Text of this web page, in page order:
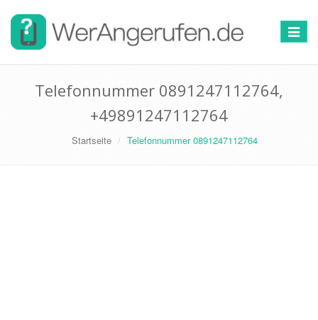
Toggle
Telefonnummer 0891247112764,
+49891247112764
Startseite Telefonnummer 0891247112764